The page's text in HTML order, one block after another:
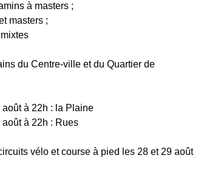
à masters ;
masters ;
du Centre-ville et du Quartier de
à 22h : la Plaine
à 22h : Rues
vélo et course à pied les 28 et 29 août